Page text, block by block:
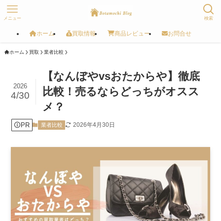
検索
メニュー
ホーム 買取情報 商品レビュー お問合せ
ホーム 買取 業者比較
【なんぼやvsおたからや】徹底
比較！売るならどっちがオスス
メ？
2026
4/30
PR 業者比較 2026年4月30日